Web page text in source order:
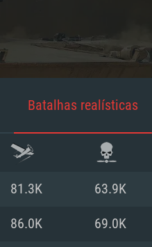
Batalhas realísticas
81.3K 63.9K
86.0K 69.0K